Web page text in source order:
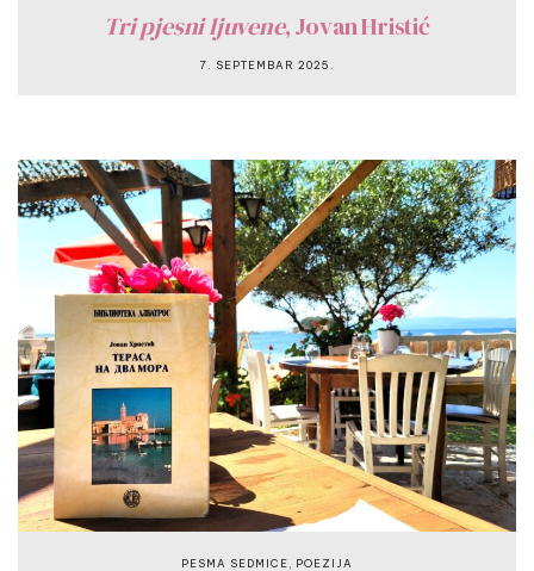
Tri pjesni ljuvene, Jovan Hristić
7. SEPTEMBAR 2025.
PESMA SEDMICE POEZIJA